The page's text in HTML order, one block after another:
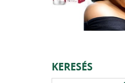
KERESÉS